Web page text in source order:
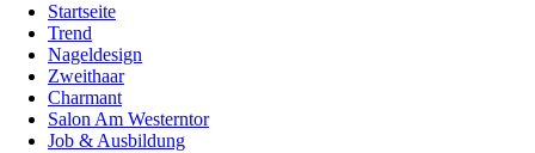
Startseite
Trend
Nageldesign
Zweithaar
Charmant
Salon Am Westerntor
Job & Ausbildung